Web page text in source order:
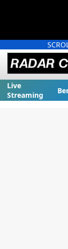
Live
Streaming